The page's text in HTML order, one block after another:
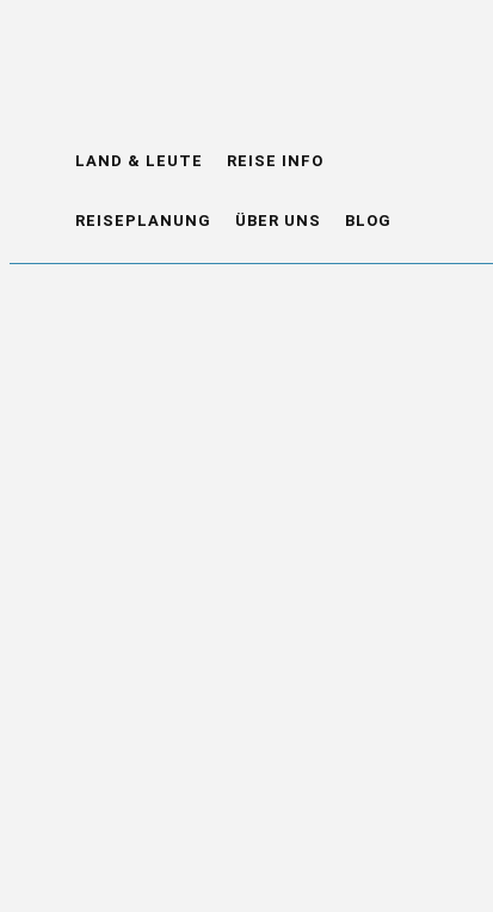
LAND & LEUTE REISE INFO
REISEPLANUNG ÜBER UNS BLOG